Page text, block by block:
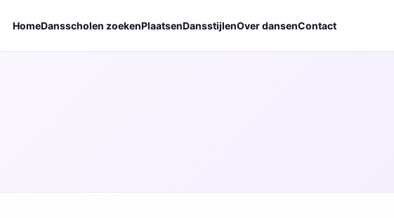
HomeDansscholen zoekenPlaatsenDansstijlenOver dansenContact